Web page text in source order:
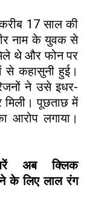
17 साल की
नाम के युवक से
थे और फोन पर
से कहासुनी हुई।
ने उसे इधर-
पूछताछ में
आरोप लगाया।
अब क्लिक
के लिए लाल रंग